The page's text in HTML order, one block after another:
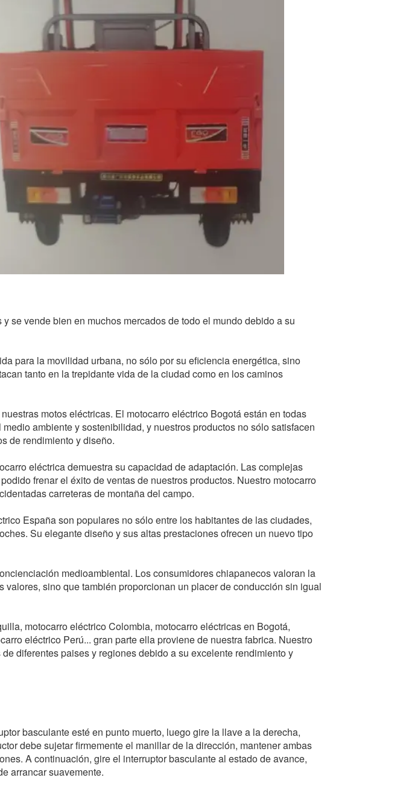
se vende bien en muchos mercados de todo el mundo debido a su
para la movilidad urbana, no sólo por su eficiencia energética, sino
tanto en la trepidante vida de la ciudad como en los caminos
motos eléctricas. El motocarro eléctrico Bogotá están en todas
ambiente y sostenibilidad, y nuestros productos no sólo satisfacen
de rendimiento y diseño.
eléctrica demuestra su capacidad de adaptación. Las complejas
frenar el éxito de ventas de nuestros productos. Nuestro motocarro
carreteras de montaña del campo.
España son populares no sólo entre los habitantes de las ciudades,
Su elegante diseño y sus altas prestaciones ofrecen un nuevo tipo
medioambiental. Los consumidores chiapanecos valoran la
sino que también proporcionan un placer de conducción sin igual
motocarro eléctrico Colombia, motocarro eléctricas en Bogotá,
eléctrico Perú... gran parte ella proviene de nuestra fabrica. Nuestro
diferentes paises y regiones debido a su excelente rendimiento y
basculante esté en punto muerto, luego gire la llave a la derecha,
debe sujetar firmemente el manillar de la dirección, mantener ambas
A continuación, gire el interruptor basculante al estado de avance,
arrancar suavemente.